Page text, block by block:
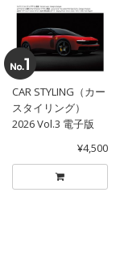
CAR STYLING（カー
スタイリング）
2026 Vol.3 電子版
¥4,500